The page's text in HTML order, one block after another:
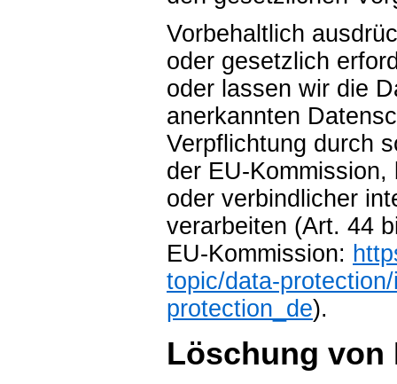
Vorbehaltlich
oder gesetzlich
oder lassen wir die
anerkannten
Verpflichtung durch
der EU-
oder verbindlicher
verarbeiten (Art. 44
EU-Kommission:
topic/data-
protection_de).
Löschung von